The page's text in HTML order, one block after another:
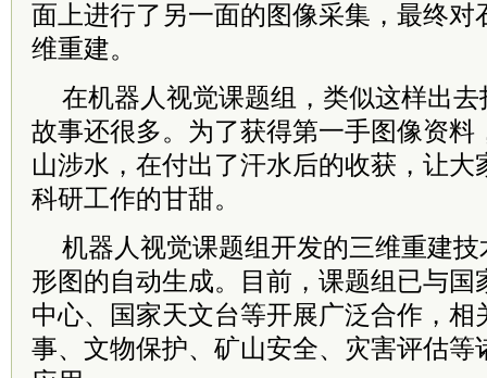
面上进行了另一面的图像采集，最终对
维重建。
在机器人视觉课题组，类似这样出
故事还很多。为了获得第一手图像资料
山涉水，在付出了汗水后的收获，让大
科研工作的甘甜。
机器人视觉课题组开发的三维重建
形图的自动生成。目前，课题组已与国
中心、国家天文台等开展广泛合作，相
事、文物保护、矿山安全、灾害评估等